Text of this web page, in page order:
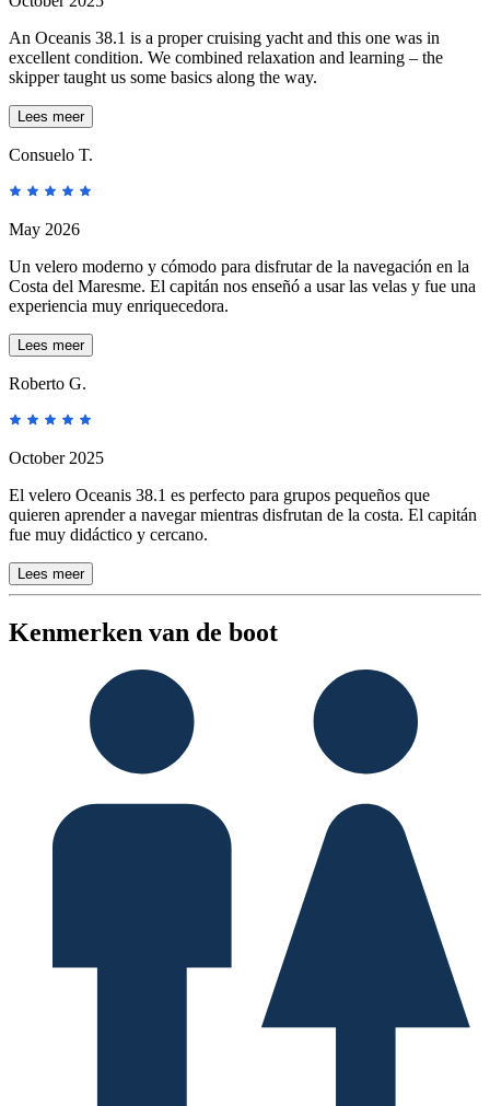
An Oceanis 38.1 is a proper cruising yacht and this one was in
excellent condition. We combined relaxation and learning – the
skipper taught us some basics along the way.
Lees meer
Consuelo T.
May 2026
Un velero moderno y cómodo para disfrutar de la navegación en la
Costa del Maresme. El capitán nos enseñó a usar las velas y fue una
experiencia muy enriquecedora.
Lees meer
Roberto G.
October 2025
El velero Oceanis 38.1 es perfecto para grupos pequeños que
quieren aprender a navegar mientras disfrutan de la costa. El capitán
fue muy didáctico y cercano.
Lees meer
Kenmerken van de boot